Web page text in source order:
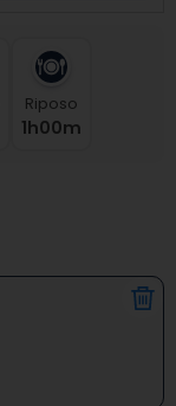
Riposo
1H00M